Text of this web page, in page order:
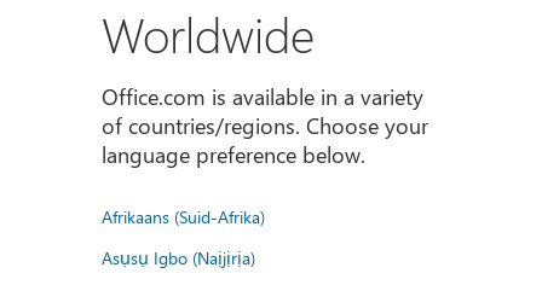
Worldwide
Office.com is available in a variety
of countries/regions. Choose your
language preference below.
Afrikaans (Suid-Afrika)
Asụsụ Igbo (Naịjịrịa)